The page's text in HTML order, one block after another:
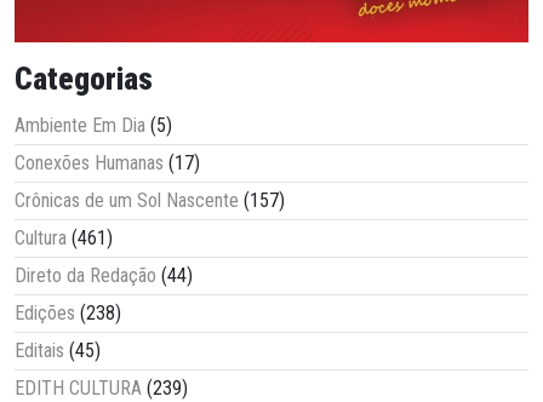
Categorias
Ambiente Em Dia (5)
Conexões Humanas (17)
Crônicas de um Sol Nascente (157)
Cultura (461)
Direto da Redação (44)
Edições (238)
Editais (45)
EDITH CULTURA (239)